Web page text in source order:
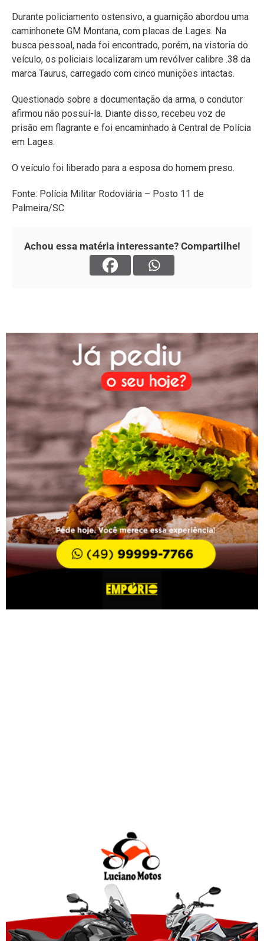
Durante policiamento ostensivo, a guarnição abordou uma
caminhonete GM Montana, com placas de Lages. Na
busca pessoal, nada foi encontrado, porém, na vistoria do
veículo, os policiais localizaram um revólver calibre .38 da
marca Taurus, carregado com cinco munições intactas.
Questionado sobre a documentação da arma, o condutor
afirmou não possuí-la. Diante disso, recebeu voz de
prisão em flagrante e foi encaminhado à Central de Polícia
em Lages.
O veículo foi liberado para a esposa do homem preso.
Fonte: Polícia Militar Rodoviária – Posto 11 de
Palmeira/SC
Achou essa matéria interessante? Compartilhe!